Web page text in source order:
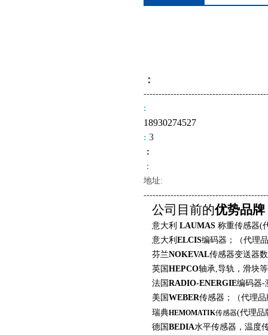
：
-------------------------------------
:
18930274527
: 3
：
：
地址:
--------------------------------------
公司目前的优势品牌
意大利 LAUMAS 称重传感器(
意大利 ELCIS编码器；（代理
芬兰NOKEVAL传感器变送器
英国 HEPCO轴承,导轨，滑块
法国 RADIO-ENERGIE编码器-
美国 WEBER传感器；（代理品
瑞典HEMOMATIK传感器(代理品
德国 BEDIA水平传感器，温度